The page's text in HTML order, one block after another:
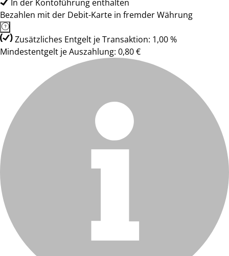
In der Kontoführung enthalten
Bezahlen mit der Debit-Karte in fremder Währung
Zusätzliches Entgelt je Transaktion: 1,00 %
Mindestentgelt je Auszahlung: 0,80 €